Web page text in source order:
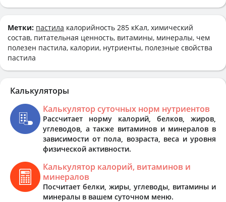
Метки: пастила калорийность 285 кКал, химический
состав, питательная ценность, витамины, минералы, чем
полезен пастила, калории, нутриенты, полезные свойства
пастила
Калькуляторы
Калькулятор суточных норм нутриентов
Рассчитает норму калорий, белков, жиров,
углеводов, а также витаминов и минералов в
зависимости от пола, возраста, веса и уровня
физической активности.
Калькулятор калорий, витаминов и
минералов
Посчитает белки, жиры, углеводы, витамины и
минералы в вашем суточном меню.